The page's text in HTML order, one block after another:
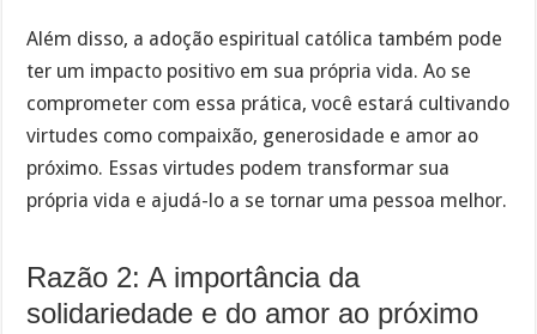
Além disso, a adoção espiritual católica também pode
ter um impacto positivo em sua própria vida. Ao se
comprometer com essa prática, você estará cultivando
virtudes como compaixão, generosidade e amor ao
próximo. Essas virtudes podem transformar sua
própria vida e ajudá-lo a se tornar uma pessoa melhor.
Razão 2: A importância da
solidariedade e do amor ao próximo